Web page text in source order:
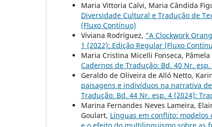
Maria Vittoria Calvi, Maria Cândida
Diversidade Cultural e Tradução de
(Fluxo Contínuo)
Viviana Rodríguez, "A Clockwork
1 (2022): Edição Regular (Fluxo
Maria Cristina Micelli Fonseca,
Cadernos de Tradução: Bd. 40 Nr.
Geraldo de Oliveira de Alló Netto,
paisagens e indivíduos na narrativa
Tradução: Bd. 44 Nr. esp. 4 (2024):
Marina Fernandes Neves Lameira,
Goulart, Línguas em conflito: